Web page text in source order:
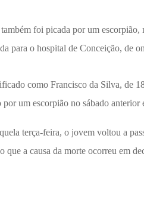
foi picada por um
para o hospital de Conceição, de
como Francisco da Silva, de
um escorpião no sábado
terça-feira, o jovem voltou a
a causa da morte ocorreu em